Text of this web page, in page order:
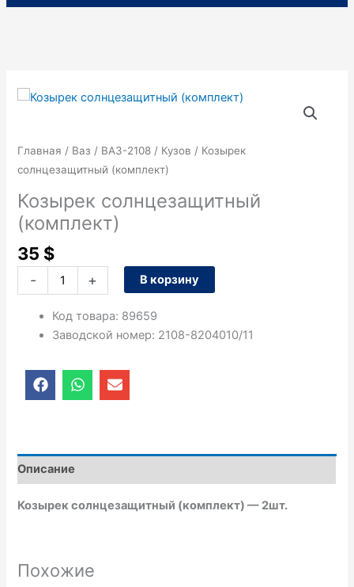
Главная / Ваз / ВАЗ-2108 / Кузов / Козырек
солнцезащитный (комплект)
Козырек солнцезащитный
(комплект)
35 $
-
Количество
солнцезащитный
(комплект)
+ В корзину
Код товара: 89659
Заводской номер: 2108-8204010/11
F
a
c
o
o
k
W
h
a
a
p
E
n
v
o
e
Описание
Козырек солнцезащитный (комплект) — 2шт.
Похожие